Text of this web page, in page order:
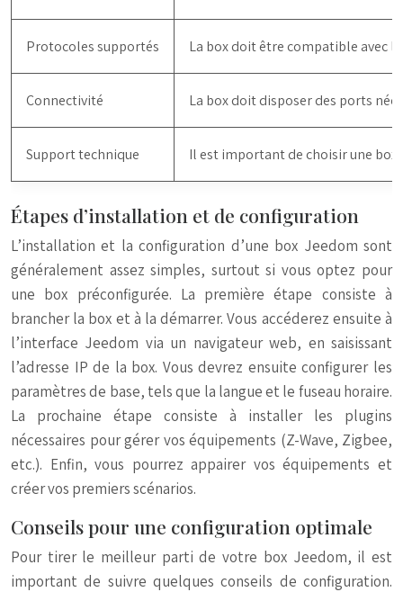
Protocoles supportés La box doit être compatible avec
Connectivité La box doit disposer des ports
Support technique Il est important de choisir une
Étapes d’installation et de configuration
L’installation et la configuration d’une box Jeedom sont
généralement assez simples, surtout si vous optez pour
une box préconfigurée. La première étape consiste à
brancher la box et à la démarrer. Vous accéderez ensuite à
l’interface Jeedom via un navigateur web, en saisissant
l’adresse IP de la box. Vous devrez ensuite configurer les
paramètres de base, tels que la langue et le fuseau horaire.
La prochaine étape consiste à installer les plugins
nécessaires pour gérer vos équipements (Z-Wave, Zigbee,
etc.). Enfin, vous pourrez appairer vos équipements et
créer vos premiers scénarios.
Conseils pour une configuration optimale
Pour tirer le meilleur parti de votre box Jeedom, il est
important de suivre quelques conseils de configuration.